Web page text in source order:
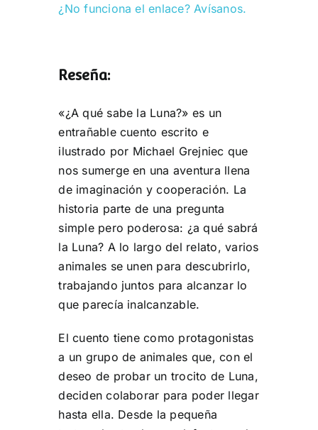
¿No funciona el enlace? Avísanos.
Reseña:
«¿A qué sabe la Luna?» es un
entrañable cuento escrito e
ilustrado por Michael Grejniec que
nos sumerge en una aventura llena
de imaginación y cooperación. La
historia parte de una pregunta
simple pero poderosa: ¿a qué sabrá
la Luna? A lo largo del relato, varios
animales se unen para descubrirlo,
trabajando juntos para alcanzar lo
que parecía inalcanzable.
El cuento tiene como protagonistas
a un grupo de animales que, con el
deseo de probar un trocito de Luna,
deciden colaborar para poder llegar
hasta ella. Desde la pequeña